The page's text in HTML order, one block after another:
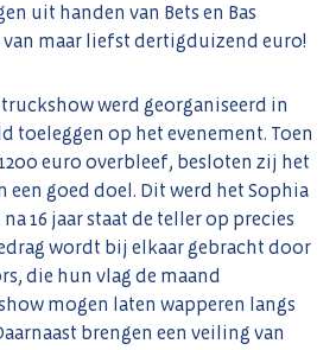
uit handen van Bets en Bas
van maar liefst dertigduizend euro!
truckshow werd georganiseerd in
toeleggen op het evenement. Toen
euro overbleef, besloten zij het
een goed doel. Dit werd het Sophia
16 jaar staat de teller op precies
wordt bij elkaar gebracht door
die hun vlag de maand
mogen laten wapperen langs
brengen een veiling van